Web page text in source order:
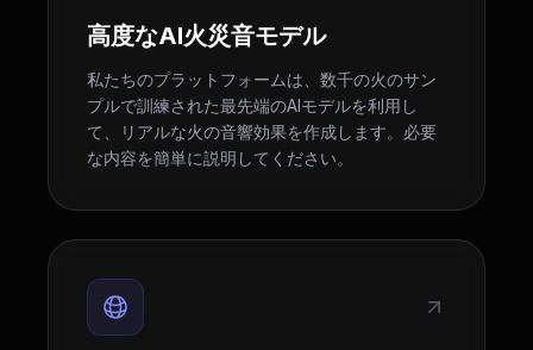
高度なAI火災音モデル
私たちのプラットフォームは、数千の火のサン
プルで訓練された最先端のAIモデルを利用し
て、リアルな火の音響効果を作成します。必要
な内容を簡単に説明してください。